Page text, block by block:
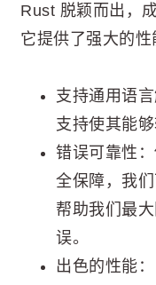
Rust 脱颖而出，
它提供了强大的性
支持通用语
支持使其能
错误可靠性
全保障，我
帮助我们最
误。
出色的性能